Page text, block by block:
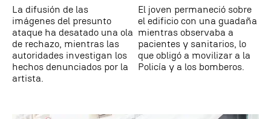
La difusión de las
imágenes del presunto
ataque ha desatado una ola
de rechazo, mientras las
autoridades investigan los
hechos denunciados por la
artista.
El joven permaneció sobre
el edificio con una guadaña
mientras observaba a
pacientes y sanitarios, lo
que obligó a movilizar a la
Policía y a los bomberos.